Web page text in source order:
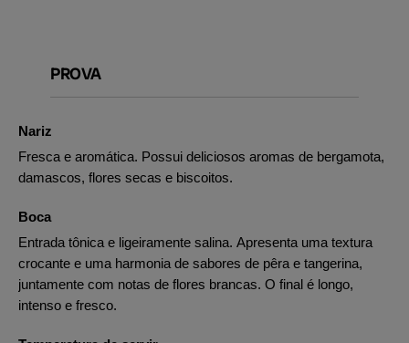
PROVA
Nariz
Fresca e aromática. Possui deliciosos aromas de bergamota,
damascos, flores secas e biscoitos.
Boca
Entrada tônica e ligeiramente salina. Apresenta uma textura
crocante e uma harmonia de sabores de pêra e tangerina,
juntamente com notas de flores brancas. O final é longo,
intenso e fresco.